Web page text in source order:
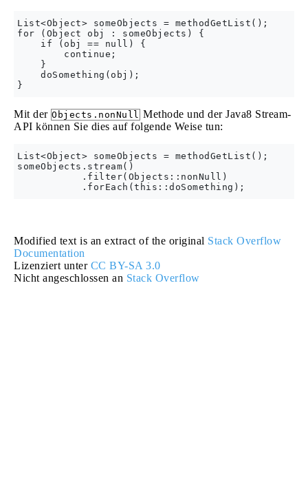
List<Object> someObjects = methodGetList();
for (Object obj : someObjects) {
    if (obj == null) {
        continue;
    }
    doSomething(obj);
Mit der Objects.nonNull Methode und der Java8 Stream-
API können Sie dies auf folgende Weise tun:
List<Object> someObjects = methodGetList();
someObjects.stream()
           .filter(Objects::nonNull)
Modified text is an extract of the original Stack Overflow
Documentation
Lizenziert unter CC BY-SA 3.0
Nicht angeschlossen an Stack Overflow